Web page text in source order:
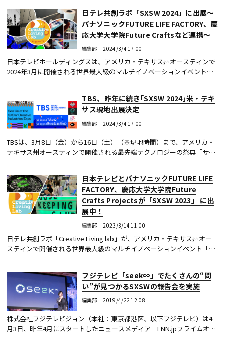
日テレ共創ラボ「SXSW 2024」に出展～
パナソニックFUTURE LIFE FACTORY、慶
応大学大学院Future Craftsなど連携～
編集部 2024/3/4 17:00
日本テレビホールディングスは、アメリカ・テキサス州オースティンで
2024年3月に開催される世界最大級のマルチイノベーションイベント
TBS、昨年に続き｢SXSW 2024｣米・テキ
サス現地出展決定
編集部 2024/3/4 17:00
TBSは、3月8日（金）から16日（土）（※現地時間）まで、アメリカ・
テキサス州オースティンで開催される最先端テクノロジーの祭典「サウ
日本テレビとパナソニックFUTURE LIFE
FACTORY、慶応大学大学院Future
Crafts Projectsが「SXSW 2023」 に出
展中！
編集部 2023/3/14 11:00
日テレ共創ラボ「Creative Living lab」が、アメリカ・テキサス州オー
スティンで開催される世界最大級のマルチイノベーションイベント「サ
フジテレビ「seek∞」でたくさんの“問
い”が見つかるSXSWの報告会を実施
編集部 2019/4/22 12:08
株式会社フジテレビジョン（本社：東京都港区、以下フジテレビ）は4
月3日、昨年4月にスタートしたニュースメディア「FNN.jpプライムオン